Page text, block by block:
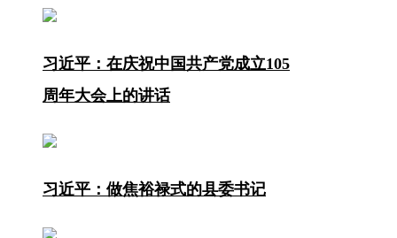
习近平：在庆祝中国共产党成立105
周年大会上的讲话
习近平：做焦裕禄式的县委书记